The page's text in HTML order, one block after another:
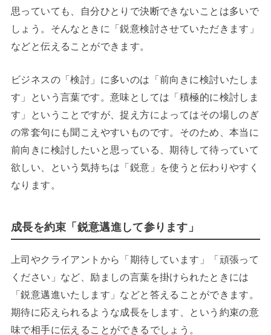
思っていても、自分ひとりで決断できないことは多いで
しょう。そんなときに「鋭意検討させていただきます」
などと伝えることができます。
ビジネスの「検討」に多いのは「前向きに検討いたしま
す」という言葉です。意味としては「積極的に検討しま
す」ということですが、捉え方によってはその場しのぎ
の常套句にも聞こえやすいものです。そのため、本当に
前向きに検討したいと思っている、期待して待っていて
欲しい、という気持ちは「鋭意」を使うと伝わりやすく
なります。
成長を約束「鋭意邁進して参ります」
上司やクライアントから「期待しています」「頑張って
ください」など、励ましの言葉を掛けられたときには
「鋭意邁進いたします」などと答えることができます。
期待に応えられるような成長をします、という約束の意
味で相手に伝えることができるでしょう。